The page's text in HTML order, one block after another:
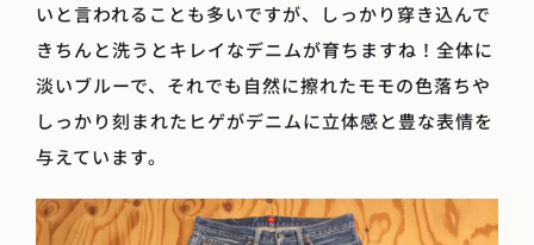
いと言われることも多いですが、しっかり穿き込んで
きちんと洗うとキレイなデニムが育ちますね！全体に
淡いブルーで、それでも自然に擦れたモモの色落ちや
しっかり刻まれたヒゲがデニムに立体感と豊な表情を
与えています。